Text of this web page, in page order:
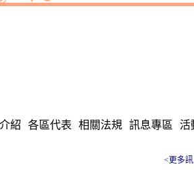
紹 各區代表 相關法規 訊息專區 活
<更多